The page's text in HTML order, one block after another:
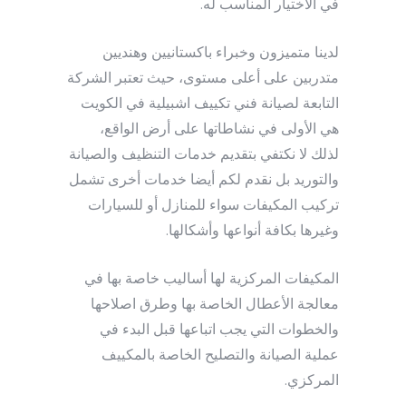
في الاختيار المناسب له.
لدينا متميزون وخبراء باكستانيين وهنديين
متدربين على أعلى مستوى، حيث تعتبر الشركة
التابعة لصيانة فني تكييف اشبيلية في الكويت
هي الأولى في نشاطاتها على أرض الواقع،
لذلك لا نكتفي بتقديم خدمات التنظيف والصيانة
والتوريد بل نقدم لكم أيضا خدمات أخرى تشمل
تركيب المكيفات سواء للمنازل أو للسيارات
وغيرها بكافة أنواعها وأشكالها.
المكيفات المركزية لها أساليب خاصة بها في
معالجة الأعطال الخاصة بها وطرق اصلاحها
والخطوات التي يجب اتباعها قبل البدء في
عملية الصيانة والتصليح الخاصة بالمكييف
المركزي.